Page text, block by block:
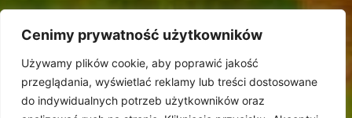
Cenimy prywatność użytkowników
Używamy plików cookie, aby poprawić jakość
przeglądania, wyświetlać reklamy lub treści dostosowane
do indywidualnych potrzeb użytkowników oraz
siedziba firmy i sklep firmowy
LION-GRI EUROPE SP. Z O.O.
UL. GROCHOWSKA 78
04-301 WARSZAWA
TEL./FAX:
(22) 612 33 26